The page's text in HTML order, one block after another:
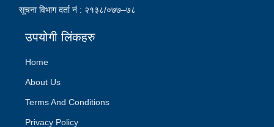
सूचना विभाग दर्ता नं : २१३८/०७७–७८
उपयोगी लिंकहरु
Home
About Us
Terms And Conditions
Privacy Policy